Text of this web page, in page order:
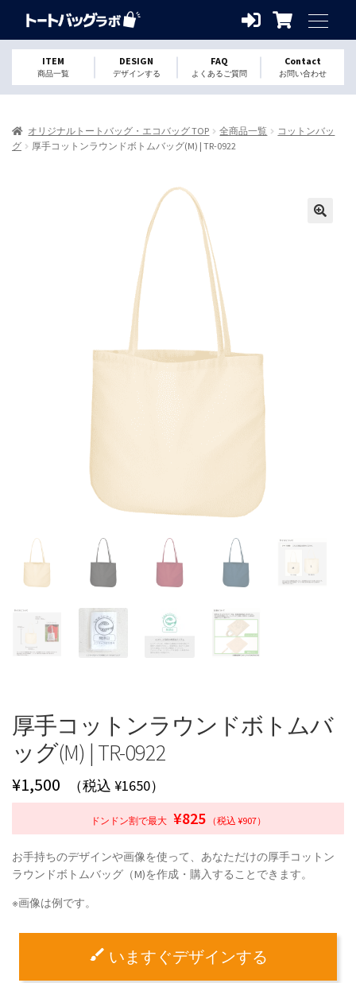
ITEM
商品一覧
DESIGN
デザインする
FAQ
よくあるご質問
Contact
お問い合わせ
オリジナルトートバッグ・エコバッグ TOP 全商品一覧
コットンバッ
グ
厚手コットンラウンドボトムバッグ(M) | TR-0922
厚手コットンラウンドボトムバ
ッグ(M) | TR-0922
¥1,500 （税込 ¥1650）
ドンドン割で最大 ¥825 （税込 ¥907）
お手持ちのデザインや画像を使って、あなただけの厚手コットン
ラウンドボトムバッグ（M)を作成・購入することできます。
※画像は例です。
いますぐデザインする